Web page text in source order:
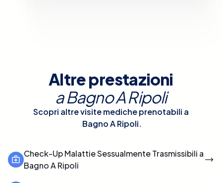
Altre prestazioni
aBagno A Ripoli
Scopri altre visite mediche prenotabili a
Bagno A Ripoli.
Check-Up Malattie Sessualmente Trasmissibili a
Bagno A Ripoli